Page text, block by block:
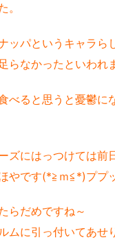
。
ッパというキャラら
らなかったといわれ
べると思うと憂鬱
ズにはっつけては前
やです(*≧ｍ≦*)ププ
らだめですね～
ムに引っ付いてあせ